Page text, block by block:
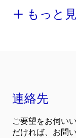
もっと
連絡先
ご要望をお伺い
だければ、お問